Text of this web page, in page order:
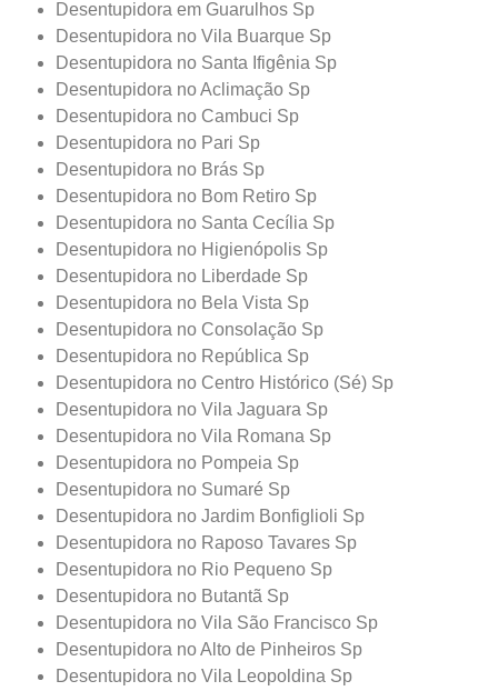
Desentupidora em Guarulhos Sp
Desentupidora no Vila Buarque Sp
Desentupidora no Santa Ifigênia Sp
Desentupidora no Aclimação Sp
Desentupidora no Cambuci Sp
Desentupidora no Pari Sp
Desentupidora no Brás Sp
Desentupidora no Bom Retiro Sp
Desentupidora no Santa Cecília Sp
Desentupidora no Higienópolis Sp
Desentupidora no Liberdade Sp
Desentupidora no Bela Vista Sp
Desentupidora no Consolação Sp
Desentupidora no República Sp
Desentupidora no Centro Histórico (Sé) Sp
Desentupidora no Vila Jaguara Sp
Desentupidora no Vila Romana Sp
Desentupidora no Pompeia Sp
Desentupidora no Sumaré Sp
Desentupidora no Jardim Bonfiglioli Sp
Desentupidora no Raposo Tavares Sp
Desentupidora no Rio Pequeno Sp
Desentupidora no Butantã Sp
Desentupidora no Vila São Francisco Sp
Desentupidora no Alto de Pinheiros Sp
Desentupidora no Vila Leopoldina Sp